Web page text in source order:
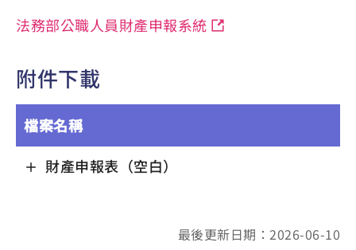
法務部公職人員財產申報系統
附件下載
檔案名稱
財產申報表（空白）
最後更新日期：2026-06-10